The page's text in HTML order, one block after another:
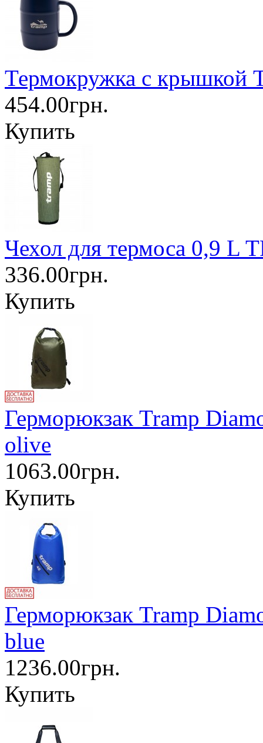
Термокружка с крышкой
454.00грн.
Купить
Чехол для термоса 0,9 L
336.00грн.
Купить
Герморюкзак Tramp
olive
1063.00грн.
Купить
Герморюкзак Tramp
blue
1236.00грн.
Купить